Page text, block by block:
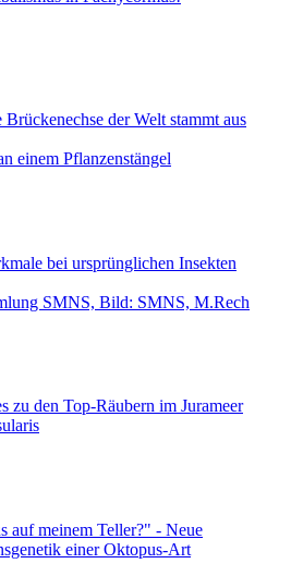
der Welt stammt aus
bei ursprünglichen Insekten
zu den Top-Räubern im Jurameer
auf meinem Teller?" - Neue
einer Oktopus-Art